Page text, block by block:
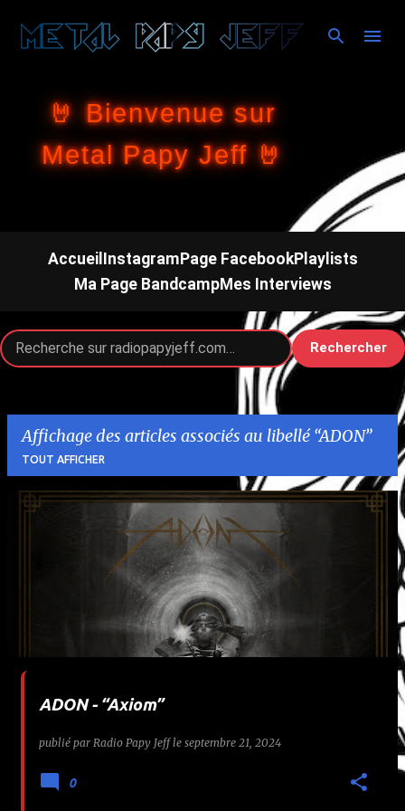
Accéder au contenu principal
🤘 Bienvenue sur
Metal Papy Jeff 🤘
Accueil InstagramPage FacebookPlaylists
Ma Page BandcampMes Interviews
Rechercher
Affichage des articles associés au libellé ADON
TOUT AFFICHER
ADON - “Axiom”
publié par Radio Papy Jeff le septembre 21, 2024
0